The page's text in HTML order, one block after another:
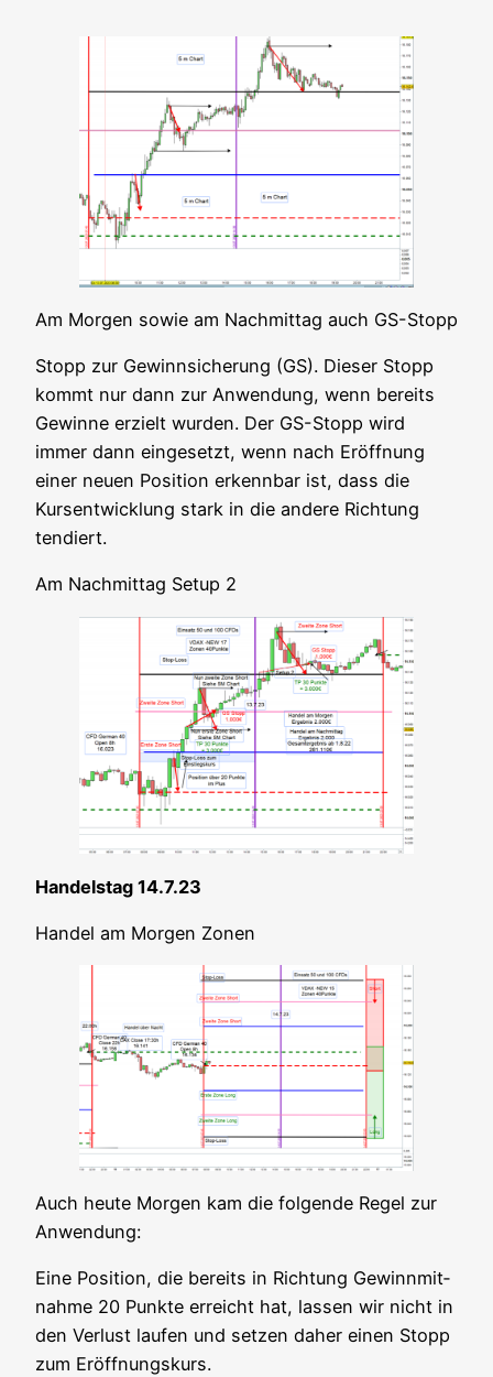
Am Mor­gen sowie am Nach­mit­tag auch GS-Stopp
Stopp zur Gewinn­si­che­rung (GS). Die­ser Stopp
kommt nur dann zur Anwen­dung, wenn bereits
Gewin­ne erzielt wur­den. Der GS-Stopp wird
immer dann ein­ge­setzt, wenn nach Eröff­nung
einer neu­en Posi­ti­on erkenn­bar ist, dass die
Kurs­ent­wick­lung stark in die ande­re Rich­tung
tendiert.
Am Nach­mit­tag Set­up 2
Han­dels­tag 14.7.23
Han­del am Mor­gen Zonen
Auch heu­te Mor­gen kam die fol­gen­de Regel zur
Anwendung:
Eine Posi­ti­on, die bereits in Rich­tung Gewinn­mit­
nah­me 20 Punk­te erreicht hat, las­sen wir nicht in
den Ver­lust lau­fen und set­zen daher einen Stopp
zum Eröffnungskurs.